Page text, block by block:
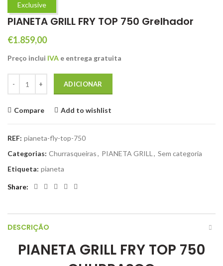
Exclusive
PIANETA GRILL FRY TOP 750 Grelhador
€1.859,00
Preço inclui IVA e entrega gratuita
ADICIONAR
Compare Add to wishlist
REF: pianeta-fly-top-750
Categorias: Churrasqueiras, PIANETA GRILL, Sem categoria
Etiqueta: pianeta
Share
DESCRIÇÃO
PIANETA GRILL FRY TOP 750